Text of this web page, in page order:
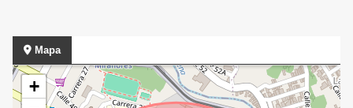
Mapa
+